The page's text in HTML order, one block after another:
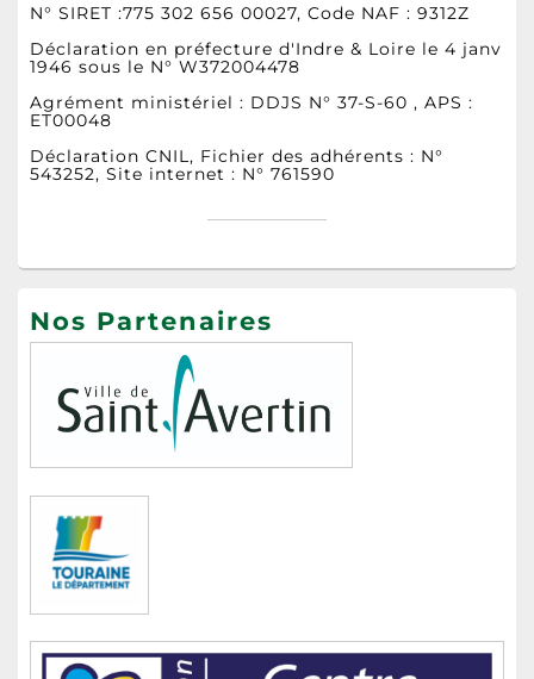
N° SIRET :775 302 656 00027, Code NAF : 9312Z
Déclaration en préfecture d'Indre & Loire le 4 janv
1946 sous le N° W372004478
Agrément ministériel : DDJS N° 37-S-60 , APS :
ET00048
Déclaration CNIL, Fichier des adhérents : N°
543252, Site internet : N° 761590
Nos Partenaires